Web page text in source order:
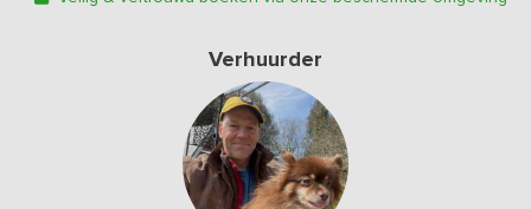
Verhuurder